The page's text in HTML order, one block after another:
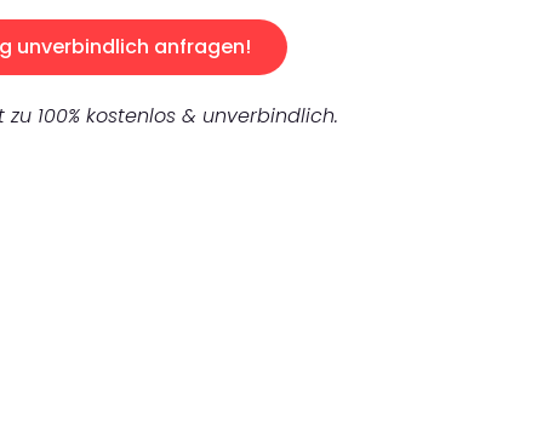
unverbindlich anfragen!
100% kostenlos & unverbindlich.